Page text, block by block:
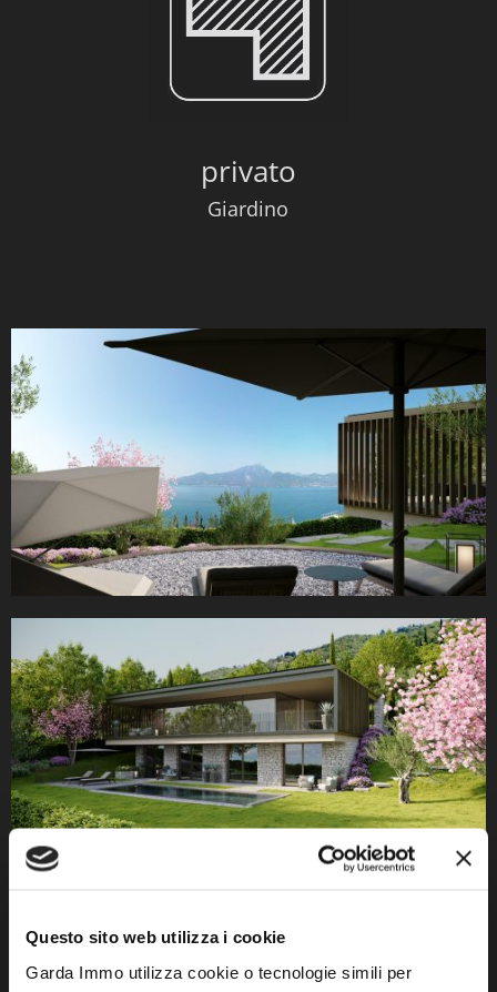
Questo sito web utilizza i cookie
Garda Immo utilizza cookie o tecnologie simili per
privato
Giardino